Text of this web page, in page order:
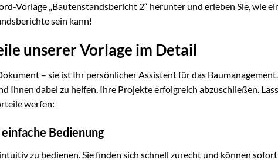
Vorlage „Bautenstandsbericht 2“ herunter und erleben Sie, wie
sein kann!
unserer Vorlage im Detail
– sie ist Ihr persönlicher Assistent für das
Ihnen dabei zu helfen, Ihre Projekte erfolgreich abzuschließen.
werfen:
Bedienung
zu bedienen. Sie finden sich schnell zurecht und können